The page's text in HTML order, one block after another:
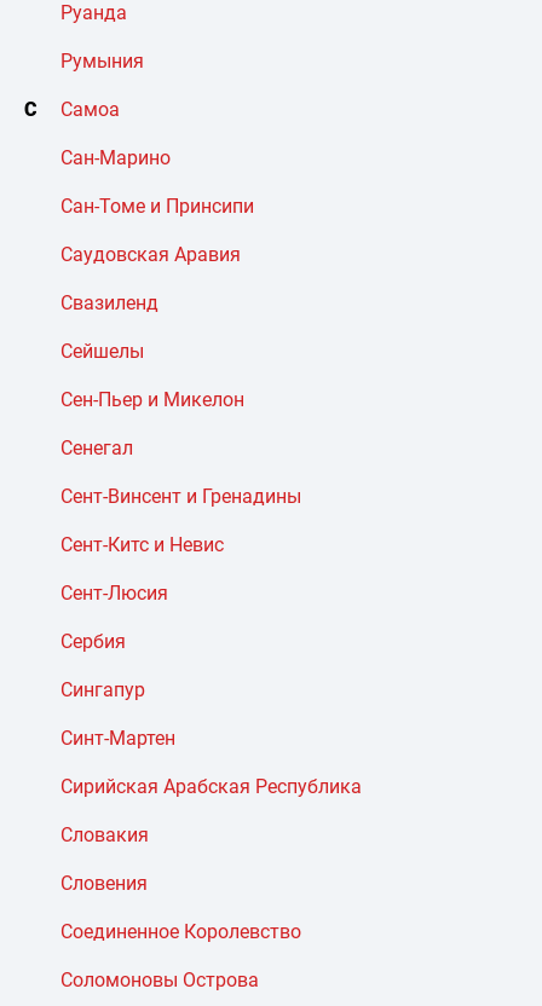
Руанда
Румыния
С Самоа
Сан-Марино
Сан-Томе и Принсипи
Саудовская Аравия
Свазиленд
Сейшелы
Сен-Пьер и Микелон
Сенегал
Сент-Винсент и Гренадины
Сент-Китс и Невис
Сент-Люсия
Сербия
Сингапур
Синт-Мартен
Сирийская Арабская Республика
Словакия
Словения
Соединенное Королевство
Соломоновы Острова